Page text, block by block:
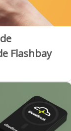
Flashbay